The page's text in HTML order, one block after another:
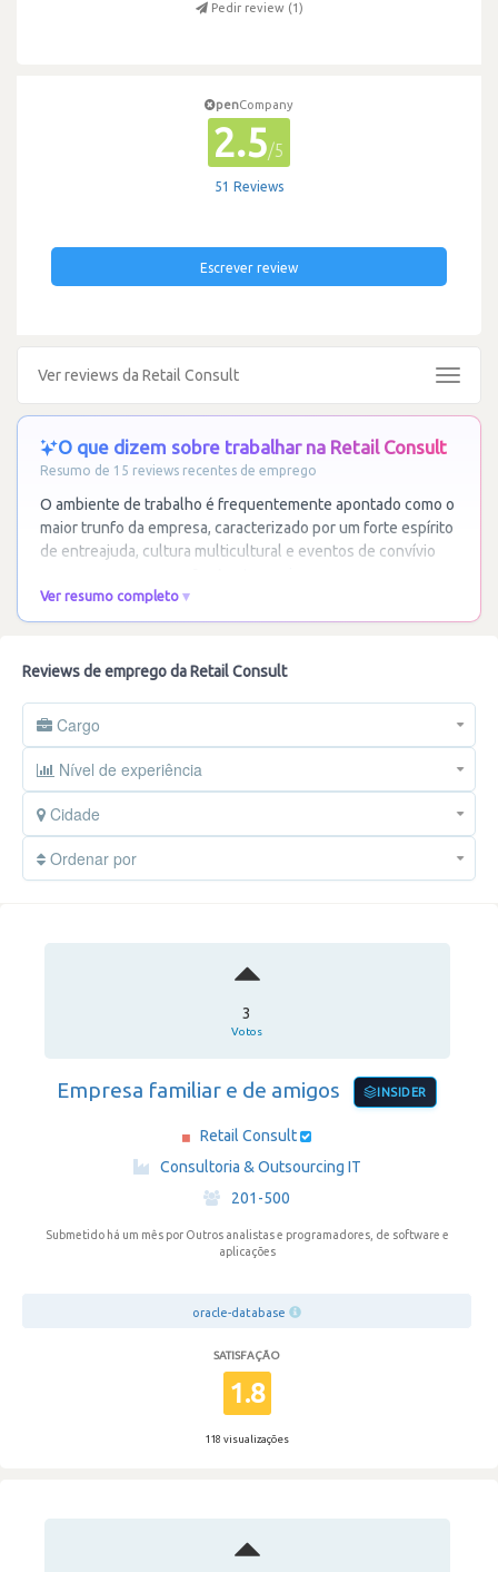
Pedir review (1)
penCompany
2.5/5
51 Reviews
Escrever review
Ver reviews da Retail Consult
Toggle
O que dizem sobre trabalhar na Retail Consult
Resumo de 15 reviews recentes de emprego
O ambiente de trabalho é frequentemente apontado como o
maior trunfo da empresa, caracterizado por um forte espírito
de entreajuda, cultura multicultural e eventos de convívio
Ver resumo completo
Reviews de emprego da Retail Consult
Cargo
Nível de experiência
Cidade
Ordenar por
3
Votos
Empresa familiar e de amigos INSIDER
Retail Consult
·
Consultoria & Outsourcing IT
·
201-500
Submetido há um mês por Outros analistas e programadores, de software e
aplicações
oracle-database
SATISFAÇÃO
1.8
118 visualizações